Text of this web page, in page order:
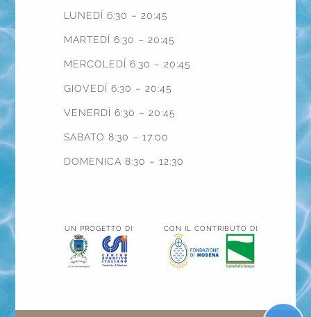
LUNEDÍ 6:30 – 20:45
MARTEDÍ 6:30 – 20:45
MERCOLEDÍ 6:30 – 20:45
GIOVEDÍ 6:30 – 20:45
VENERDÍ 6:30 – 20:45
SABATO 8:30 – 17:00
DOMENICA 8:30 – 12:30
UN PROGETTO DI: CON IL CONTRIBUTO DI: